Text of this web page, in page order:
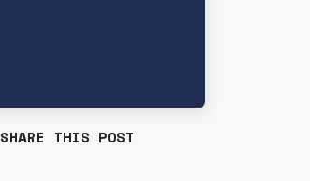
SHARE THIS POST